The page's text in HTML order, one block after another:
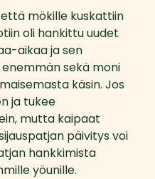
mökille kuskattiin
oli hankittu uudet
aikaa ja sen
sekä moni
käsin. Jos
ja tukee
mutta kaipaat
päivitys voi
hankkimista
yöunille.